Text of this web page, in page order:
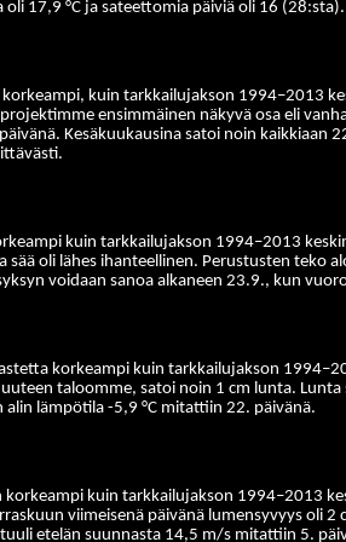
17,9 °C ja sateettomia päiviä oli 16 (28:sta).
kuin tarkkailujakson 1994–2013
ensimmäinen näkyvä osa eli
Kesäkuukausina satoi noin
kuin tarkkailujakson 1994–2013
oli lähes ihanteellinen. Perustusten
voidaan sanoa alkaneen 23.9., kun
korkeampi kuin tarkkailujakson
taloomme, satoi noin 1 cm lunta.
lämpötila -5,9 °C mitattiin 22. päivänä.
korkeampi kuin tarkkailujakson 1994–2013
viimeisenä päivänä lumensyvyys oli
etelän suunnasta 14,5 m/s mitattiin 5.